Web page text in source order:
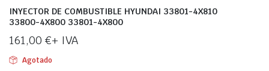
INYECTOR DE COMBUSTIBLE HYUNDAI 33801-4X810
33800-4X800 33801-4X800
161,00 €+ IVA
Agotado